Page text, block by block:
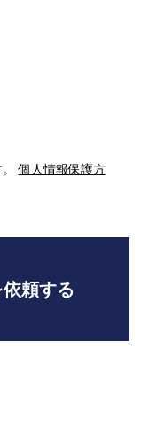
頼する
個人情報保護方